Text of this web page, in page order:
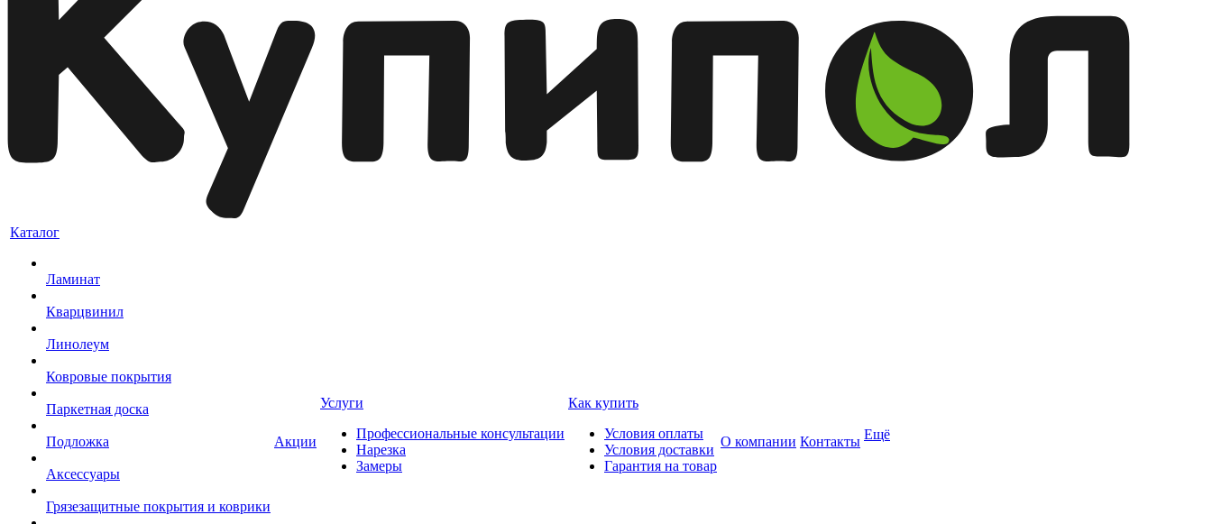
Каталог
Ламинат
Кварцвинил
Линолеум
Ковровые покрытия
Паркетная доска
Подложка
Аксессуары
Грязезащитные покрытия и коврики
Акции
Услуги
Профессиональные консультации
Нарезка
Замеры
Как купить
Условия оплаты
Условия доставки
Гарантия на товар
О компании Контакты Ещё